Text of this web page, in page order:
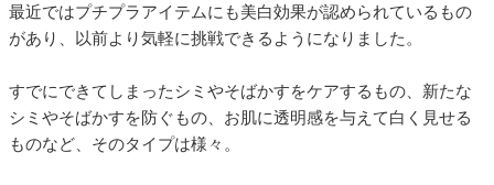
最近ではプチプラアイテムにも美白効果が認められているもの
があり、以前より気軽に挑戦できるようになりました。
すでにできてしまったシミやそばかすをケアするもの、新たな
シミやそばかすを防ぐもの、お肌に透明感を与えて白く見せる
ものなど、そのタイプは様々。